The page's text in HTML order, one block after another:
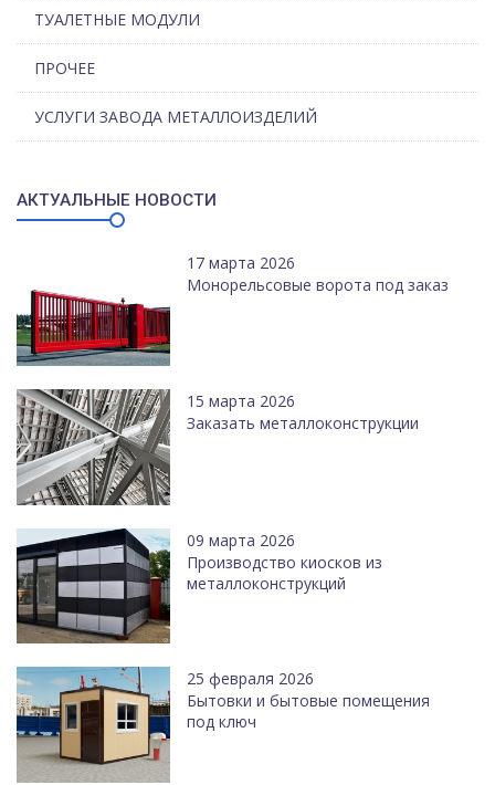
ТУАЛЕТНЫЕ МОДУЛИ
ПРОЧЕЕ
УСЛУГИ ЗАВОДА МЕТАЛЛОИЗДЕЛИЙ
АКТУАЛЬНЫЕ НОВОСТИ
17 марта 2026
Монорельсовые ворота под заказ
15 марта 2026
Заказать металлоконструкции
09 марта 2026
Производство киосков из
металлоконструкций
25 февраля 2026
Бытовки и бытовые помещения
под ключ